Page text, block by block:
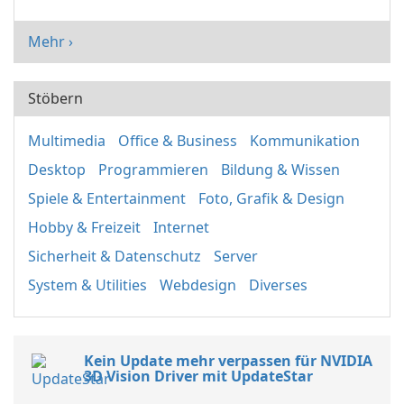
Mehr ›
Stöbern
Multimedia Office & Business
Kommunikation
Desktop
Programmieren
Bildung & Wissen
Spiele & Entertainment
Foto, Grafik & Design
Hobby & Freizeit
Internet
Sicherheit & Datenschutz
Server
System & Utilities
Webdesign Diverses
Kein Update mehr verpassen für NVIDIA
3D Vision Driver mit UpdateStar